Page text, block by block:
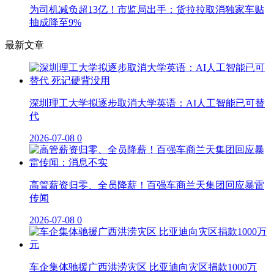
为司机减负超13亿！市监局出手：货拉拉取消独家车贴
抽成降至9%
最新文章
深圳理工大学拟逐步取消大学英语：AI人工智能已可替
代
2026-07-08 0
高管薪资归零、全员降薪！百强车商兰天集团回应暴雷
传闻
2026-07-08 0
车企集体驰援广西洪涝灾区 比亚迪向灾区捐款1000万